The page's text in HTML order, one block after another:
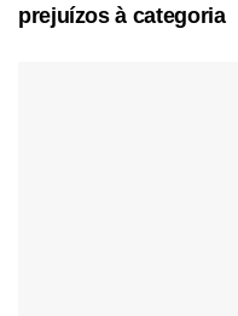
prejuízos à categoria